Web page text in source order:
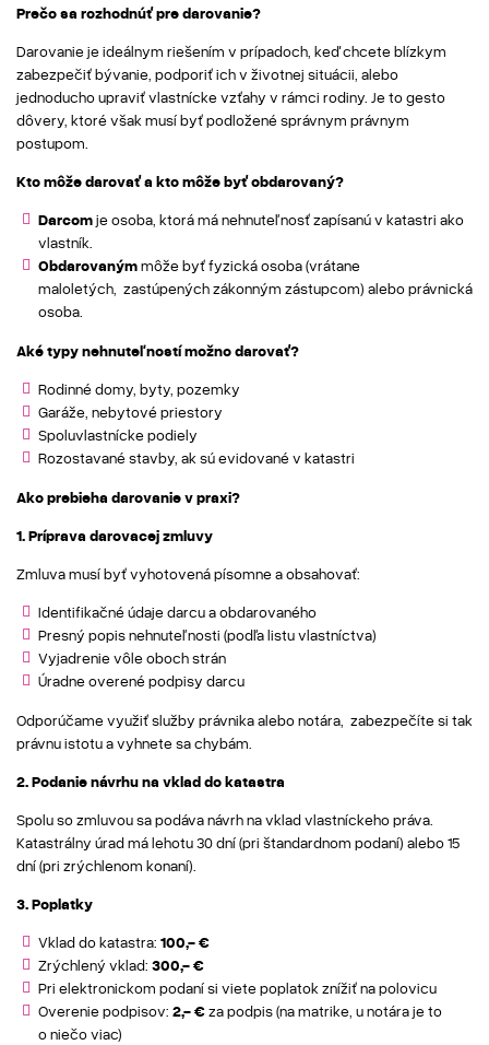
Prečo sa rozhodnúť pre darovanie?
Darovanie je ideálnym riešením v prípadoch, keď chcete blízkym
zabezpečiť bývanie, podporiť ich v životnej situácii, alebo
jednoducho upraviť vlastnícke vzťahy v rámci rodiny. Je to gesto
dôvery, ktoré však musí byť podložené správnym právnym
postupom.
Kto môže darovať a kto môže byť obdarovaný?
Darcomje osoba, ktorá má nehnuteľnosť zapísanú v katastri ako
vlastník.
Obdarovanýmmôže byť fyzická osoba (vrátane
maloletých, zastúpených zákonným zástupcom) alebo právnická
osoba.
Aké typy nehnuteľností možno darovať?
Rodinné domy, byty, pozemky
Garáže, nebytové priestory
Spoluvlastnícke podiely
Rozostavané stavby, ak sú evidované v katastri
Ako prebieha darovanie v praxi?
1. Príprava darovacej zmluvy
Zmluva musí byť vyhotovená písomne a obsahovať:
Identifikačné údaje darcu a obdarovaného
Presný popis nehnuteľnosti (podľa listu vlastníctva)
Vyjadrenie vôle oboch strán
Úradne overené podpisy darcu
Odporúčame využiť služby právnika alebo notára, zabezpečíte si tak
právnu istotu a vyhnete sa chybám.
2. Podanie návrhu na vklad do katastra
Spolu so zmluvou sa podáva návrh na vklad vlastníckeho práva.
Katastrálny úrad má lehotu 30 dní (pri štandardnom podaní) alebo 15
dní (pri zrýchlenom konaní).
3. Poplatky
Vklad do katastra: 100,- €
Zrýchlený vklad: 300,- €
Pri elektronickom podaní si viete poplatok znížiť na polovicu
Overenie podpisov: 2,- €za podpis (na matrike, u notára je to
o niečo viac)